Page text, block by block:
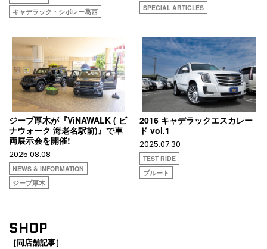
キャデラック・シボレー葛西
SPECIAL ARTICLES
ジープ厚木が『ViNAWALK ( ビ
ナウォーク 海老名駅前)』で車
両展示会を開催!
2025.08.08
NEWS & INFORMATION
ジープ厚木
2016 キャデラックエスカレー
ド vol.1
2025.07.30
TEST RIDE
ブルート
SHOP
［同店舗記事］